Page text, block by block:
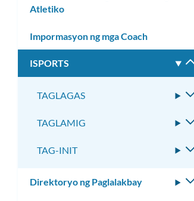
Atletiko
Impormasyon ng mga Coach
ISPORTS
TAGLAGAS
TAGLAMIG
TAG-INIT
Direktoryo ng Paglalakbay